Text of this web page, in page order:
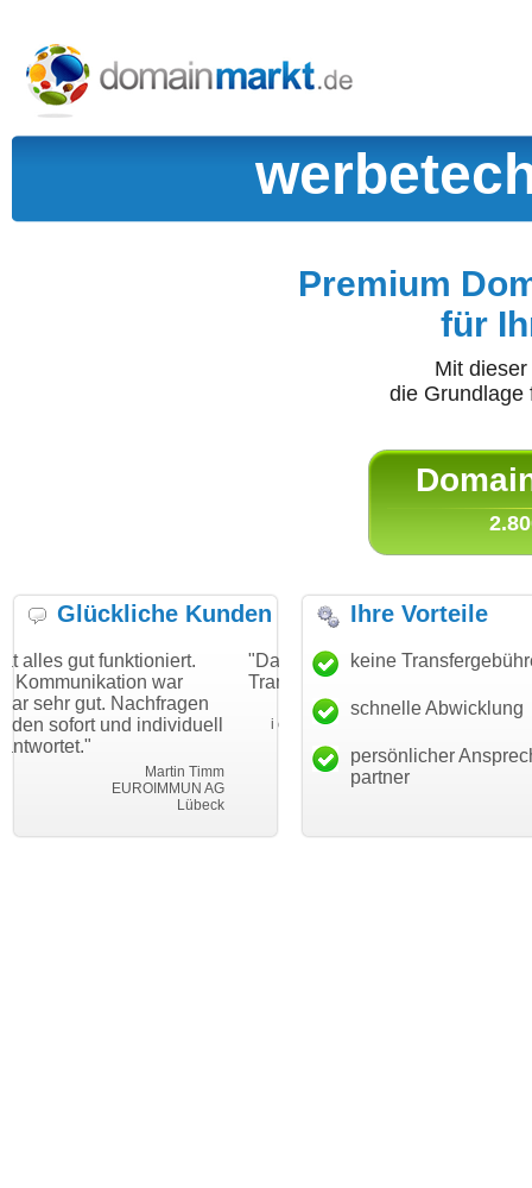
Premium
für
Mit
die
Glückliche Kunden
war
individuell
"Danke für den schnellen
Transfer und guten Service!"
Thomas Schäfer
i can eckert communication GmbH
"Ich bin dankbar,
haben. Die
mein Business
Ihre Vorteile
keine
schnelle Abwicklung
persönlicher
partner